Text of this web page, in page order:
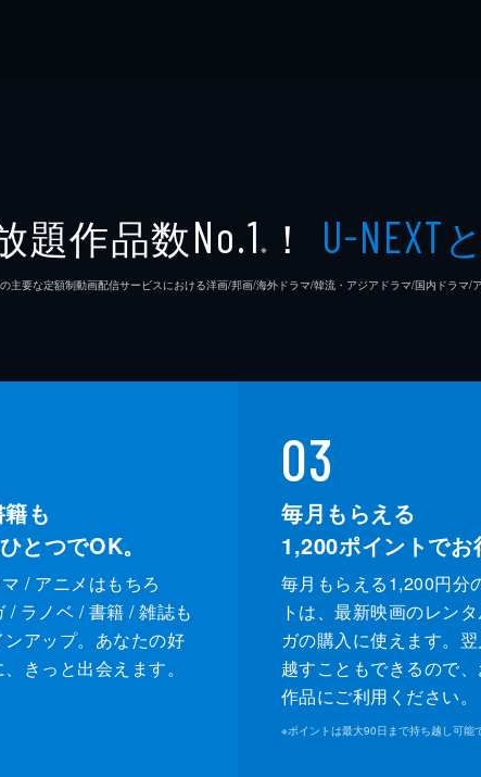
題作品数No.1 ※ ！ U-NEXT
主要な定額制動画配信サービスにおける洋画/邦画/海外ドラマ/韓流・アジアドラマ/国内ドラマ/
も
とつでOK。
/ アニメはもちろ
/ ラノベ / 書籍 / 雑誌も
ンアップ。あなたの好
きっと出会えます。
03
毎月もらえる
1,200ポイントでお
毎月もらえる1,200円分
トは、最新映画のレン
ガの購入に使えます。
越すこともできるので
作品にご利用ください。
※ポイントは最大90日まで持ち越し可能